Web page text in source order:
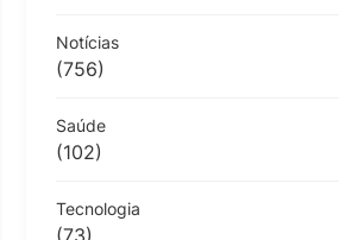
Notícias
(756)
Saúde
(102)
Tecnologia
(73)